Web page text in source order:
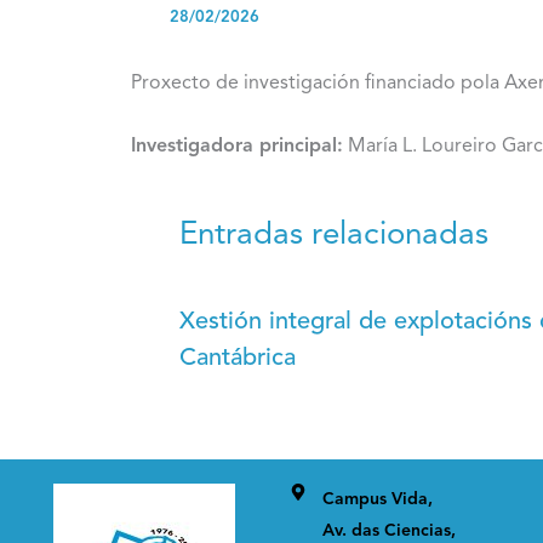
28/02/2026
Proxecto de investigación financiado pola
Investigadora principal: María L. Loureiro
Entradas relacionadas
Xestión integral de explotacións
Cantábrica
Campus Vida,
Av. das Ciencias,